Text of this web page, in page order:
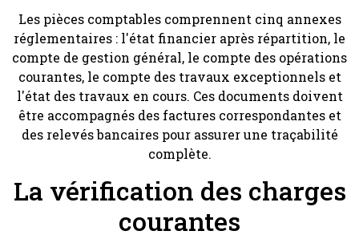
Les pièces comptables comprennent cinq annexes
réglementaires : l'état financier après répartition, le
compte de gestion général, le compte des opérations
courantes, le compte des travaux exceptionnels et
l'état des travaux en cours. Ces documents doivent
être accompagnés des factures correspondantes et
des relevés bancaires pour assurer une traçabilité
complète.
La vérification des charges
courantes